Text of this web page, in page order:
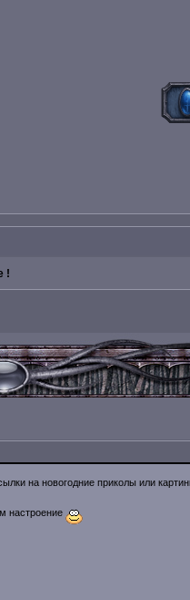
!
на новогодние приколы или
настроение